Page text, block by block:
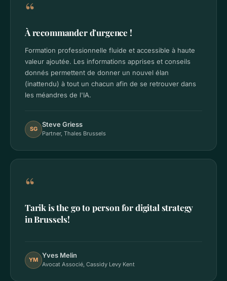
“
À recommander d'urgence !
Formation professionnelle fluide et accessible à haute
valeur ajoutée. Les informations apprises et conseils
donnés permettent de donner un nouvel élan
(inattendu) à tout un chacun afin de se retrouver dans
les méandres de l'IA.
SG
Steve Griess
Partner, Thales Brussels
“
Tarik is the go to person for digital strategy
in Brussels!
YM
Yves Melin
Avocat Associé, Cassidy Levy Kent